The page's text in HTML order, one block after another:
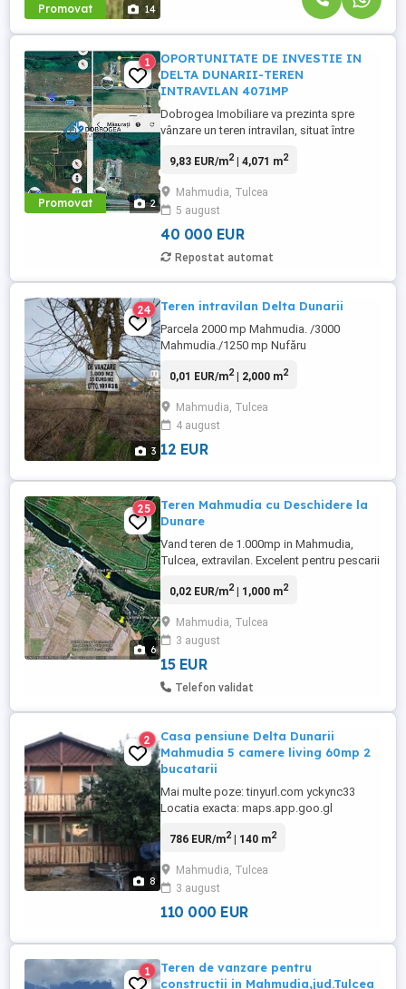
Promovat 14
Promovat 2
1
OPORTUNITATE DE INVESTIE IN
DELTA DUNARII-TEREN
INTRAVILAN 4071MP
Dobrogea Imobiliare va prezinta spre
vânzare un teren intravilan, situat între
potențial turistic deosebit. Proprietatea
ieșire în Dunăre, fiind ideală pentru
dezvoltarea unei afaceri în domeniul
turismului. Avantaje: Teren ...
9,83 EUR/m2| 4,071 m2
Mahmudia, Tulcea
5 august
40 000 EUR
Repostat automat
3
24 Teren intravilan Delta Dunarii
Parcela 2000 mp Mahmudia. /3000
Mahmudia./1250 mp Nufăru
0,01 EUR/m2| 2,000 m2
Mahmudia, Tulcea
4 august
12 EUR
6
25
Teren Mahmudia cu Deschidere la
Dunare
Vand teren de 1.000mp in Mahmudia,
Tulcea, extravilan. Excelent pentru pescarii
in Delta, pentru a pune o rulota sau
de cate 500mp - se vand doar impreuna -
pentru ca pe unul se poate pune rulota
sau cortul, si ...
0,02 EUR/m2| 1,000 m2
Mahmudia, Tulcea
3 august
15 EUR
Telefon validat
8
2
Casa pensiune Delta Dunarii
Mahmudia 5 camere living 60mp 2
bucatarii
Mai multe poze: tinyurl.com yckync33
Locatia exacta: maps.app.goo.gl
g_st=com.google.maps.preview.copy Se
Dunarii, construit in anul 2016. Este situat
pe str.Eternitatii, nr.7, in localitatea
Mahmudia, judetul Tulcea; aprox. 32 km
786 EUR/m2| 140 m2
Mahmudia, Tulcea
3 august
110 000 EUR
1
Teren de vanzare pentru
constructii in Mahmudia,jud.Tulcea